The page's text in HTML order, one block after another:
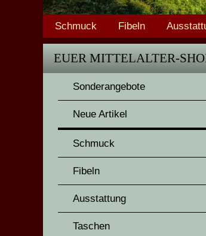
Schmuck Fibeln
EUER MITTELALTER-
Sonderangebote
Neue Artikel
Schmuck
Fibeln
Ausstattung
Taschen